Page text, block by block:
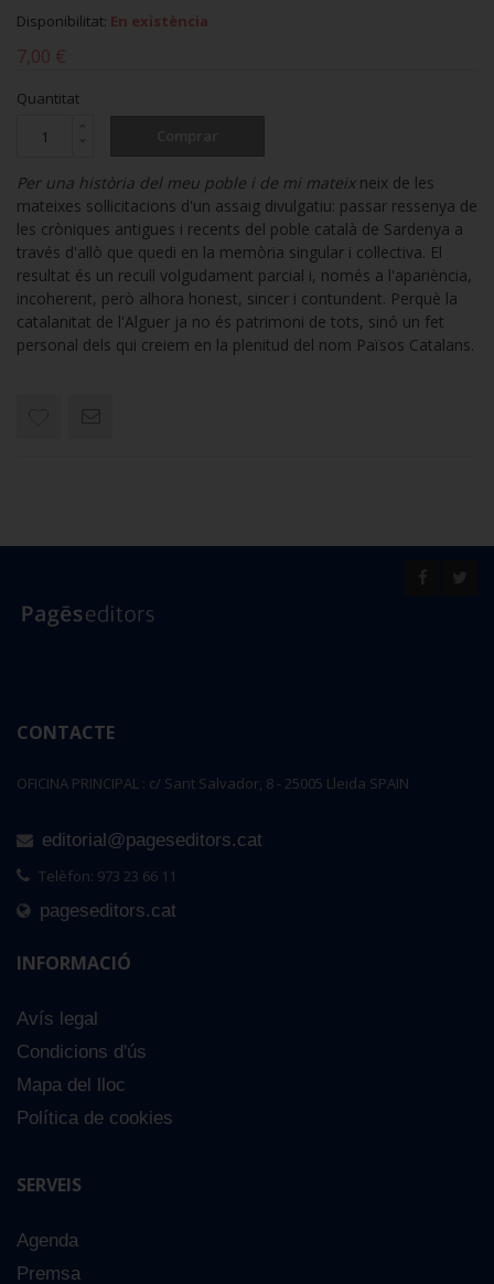
Disponibilitat: En existència
7,00 €
Quantitat
Per una història del meu poble i de mi mateixneix de les
mateixes sol·licitacions d'un assaig divulgatiu: passar ressenya de
les cròniques antigues i recents del poble català de Sardenya a
través d'allò que quedi en la memòria singular i col·lectiva. El
resultat és un recull volgudament parcial i, només a l'apariència,
incoherent, però alhora honest, sincer i contundent. Perquè la
catalanitat de l'Alguer ja no és patrimoni de tots, sinó un fet
personal dels qui creiem en la plenitud del nom Països Catalans.
CONTACTE
OFICINA PRINCIPAL : c/ Sant Salvador, 8 - 25005 Lleida SPAIN
editorial@pageseditors.cat
Telèfon: 973 23 66 11
pageseditors.cat
INFORMACIÓ
Avís legal
Condicions d'ús
Mapa del lloc
Política de cookies
SERVEIS
Agenda
Premsa